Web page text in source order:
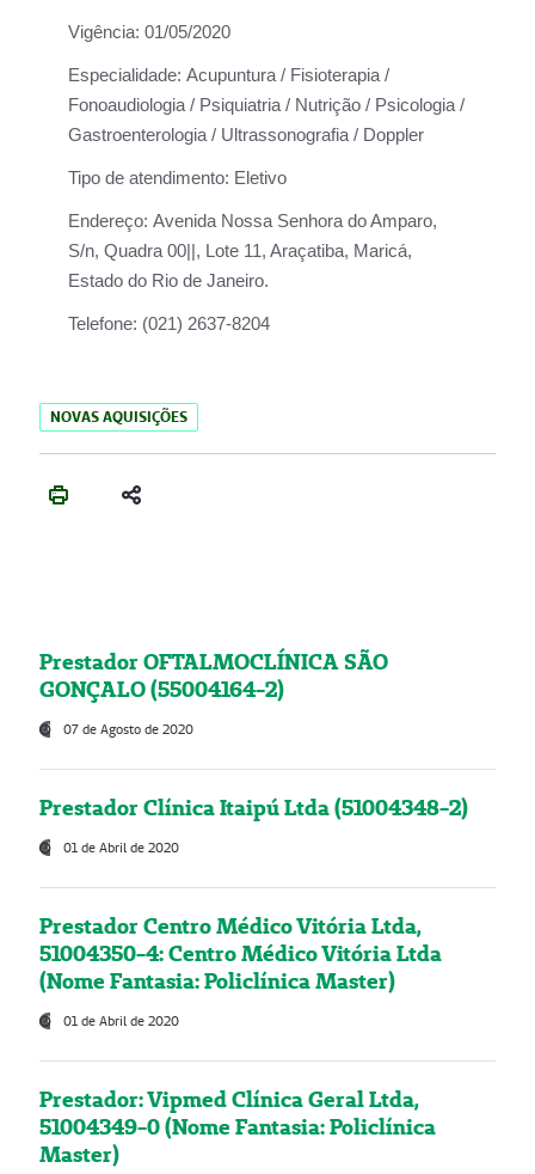
Vigência: 01/05/2020
Especialidade: Acupuntura / Fisioterapia /
Fonoaudiologia / Psiquiatria / Nutrição / Psicologia /
Gastroenterologia / Ultrassonografia / Doppler
Tipo de atendimento: Eletivo
Endereço: Avenida Nossa Senhora do Amparo,
S/n, Quadra 00||, Lote 11, Araçatiba, Maricá,
Estado do Rio de Janeiro.
Telefone: (021) 2637-8204
NOVAS AQUISIÇÕES
Prestador OFTALMOCLÍNICA SÃO
GONÇALO (55004164-2)
07 de Agosto de 2020
Prestador Clínica Itaipú Ltda (51004348-2)
01 de Abril de 2020
Prestador Centro Médico Vitória Ltda,
51004350-4: Centro Médico Vitória Ltda
(Nome Fantasia: Policlínica Master)
01 de Abril de 2020
Prestador: Vipmed Clínica Geral Ltda,
51004349-0 (Nome Fantasia: Policlínica
Master)